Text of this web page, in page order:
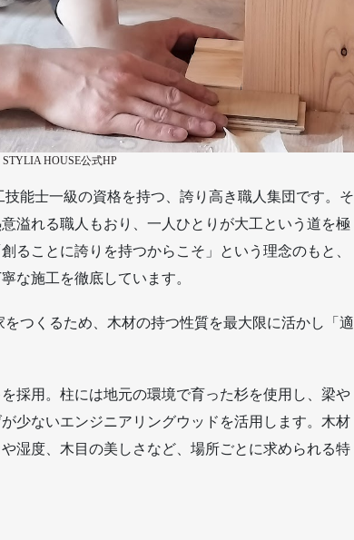
STYLIA HOUSE公式HP
能士一級の資格を持つ、誇り高き職人集団です。そ
溢れる職人もおり、一人ひとりが大工という道を極
ることに誇りを持つからこそ」という理念のもと、
な施工を徹底しています。
つくるため、木材の持つ性質を最大限に活かし「適
採用。柱には地元の環境で育った杉を使用し、梁や
少ないエンジニアリングウッドを活用します。木材
湿度、木目の美しさなど、場所ごとに求められる特